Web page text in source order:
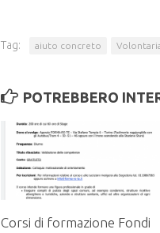
Tag: aiuto concreto
POTREBBERO
Corsi di formazione Fondi